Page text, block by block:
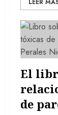
LEER
El
de